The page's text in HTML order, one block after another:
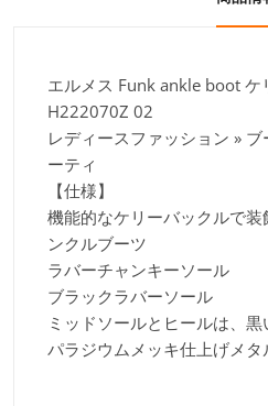
エルメス Funk ankle boot ケ
H222070Z 02
レディースファッション »
ーティ
【仕様】
機能的なケリーバックルで
ンクルブーツ
ラバーチャンキーソール
ブラックラバーソール
ミッドソールとヒールは、
パラジウムメッキ仕上げメタ